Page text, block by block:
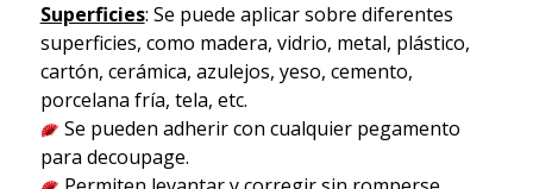
Superficies: Se puede aplicar sobre diferentes
superficies, como madera, vidrio, metal, plástico,
cartón, cerámica, azulejos, yeso, cemento,
porcelana fría, tela, etc.
Se pueden adherir con cualquier pegamento
para decoupage.